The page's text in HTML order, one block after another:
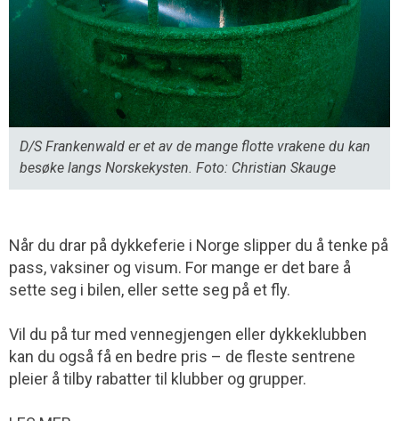
D/S Frankenwald er et av de mange flotte vrakene du kan
besøke langs Norskekysten. Foto: Christian Skauge
Når du drar på dykkeferie i Norge slipper du å tenke på
pass, vaksiner og visum. For mange er det bare å
sette seg i bilen, eller sette seg på et fly.
Vil du på tur med vennegjengen eller dykkeklubben
kan du også få en bedre pris – de fleste sentrene
pleier å tilby rabatter til klubber og grupper.